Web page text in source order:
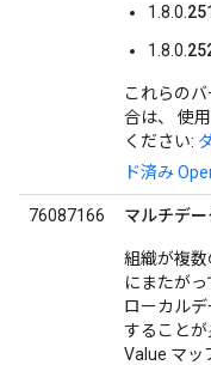
1.8.0. 251
1.8.0.
これらの
合は、 使
ください:
ド済み
76087166 マルチデ
組織が複数
にまたが
ローカル
することが
Value マッ